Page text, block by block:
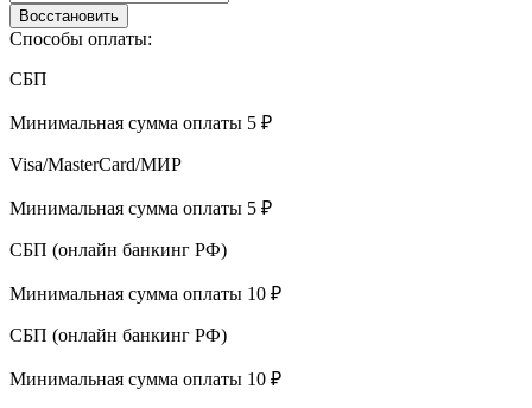
Восстановить
Способы оплаты:
СБП
Минимальная сумма оплаты 5 ₽
Visa/MasterCard/МИР
Минимальная сумма оплаты 5 ₽
СБП (онлайн банкинг РФ)
Минимальная сумма оплаты 10 ₽
СБП (онлайн банкинг РФ)
Минимальная сумма оплаты 10 ₽